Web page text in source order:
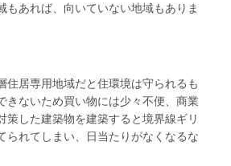
もあれば、向いていない地域もありま
住居専用地域だと住環境は守られるも
きないため買い物には少々不便、商業
策した建築物を建築すると境界線ギリ
られてしまい、日当たりがなくなるな